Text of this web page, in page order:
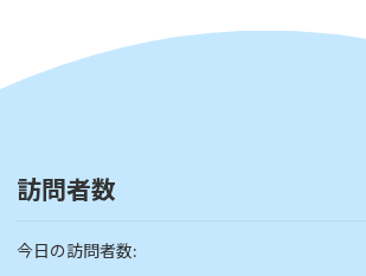
訪問者数
今日の訪問者数: